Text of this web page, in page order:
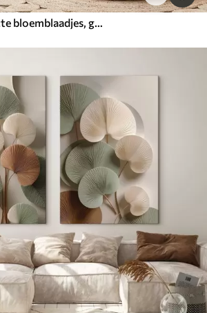
Schilderijen Abstracte bloemblaadjes, geïnspireerd op de schilderkunst